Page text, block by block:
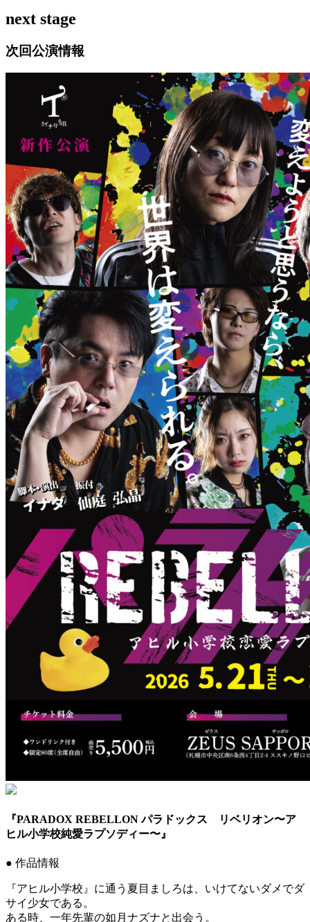
next stage
次回公演情報
『PARADOX REBELLON パラドックス リベリオン〜ア
ヒル小学校純愛ラプソディー〜』
● 作品情報
『アヒル小学校』に通う夏目ましろは、いけてないダメでダ
サイ少女である。
ある時、一年先輩の如月ナズナと出会う。